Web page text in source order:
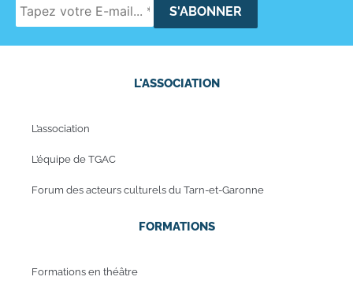
L'ASSOCIATION
L’association
L’équipe de TGAC
Forum des acteurs culturels du Tarn-et-Garonne
FORMATIONS
Formations en théâtre